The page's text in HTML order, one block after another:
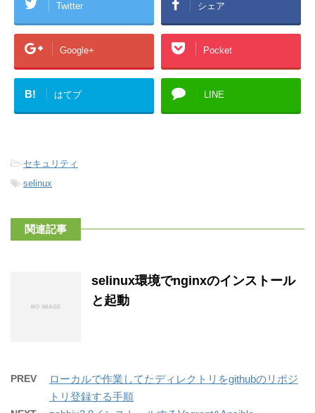
Twitter シェア
Google+ Pocket
B! はてブ LINE
-セキュリティ
-selinux
関連記事
selinux環境でnginxのインストール
と起動
PREV
ローカルで作業してたディレクトリをgithubのリポジ
トリ登録する手順